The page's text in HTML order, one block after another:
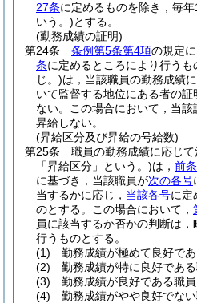
27条に定めるものを除き，毎年
いう。)とする。
(勤務成績の証明)
第24条
条例第5条第4項の規定
条に定めるところにより行うも
じ。)は，当該職員の勤務成績
いて監督する地位にある者の
ない。
この場合において，当該
昇給しない。
(昇給区分及び昇給の号給数)
第25条
職員の勤務成績に応じ
「昇給区分」という。)は， 前条
に基づき，当該職員が次の各号
当するかに応じ， 当該各号に定
のとする。
この場合において，
員に該当するか否かの判断は
行うものとする。
(1)
勤務成績が極めて良好で
(2)
勤務成績が特に良好であ
(3)
勤務成績が良好である職
(4)
勤務成績がやや良好でな